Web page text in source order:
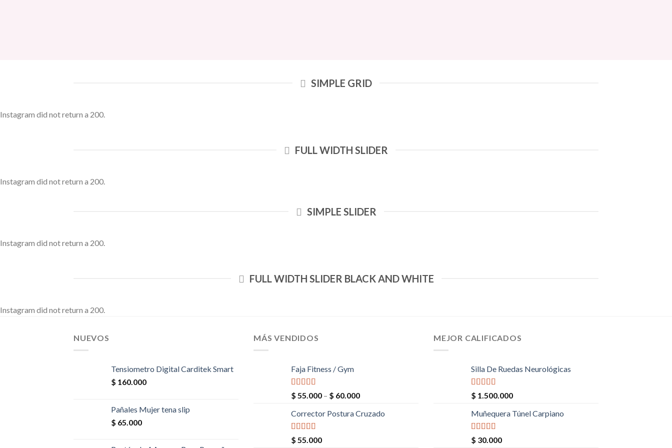
SIMPLE GRID
Instagram did not return a 200.
FULL WIDTH SLIDER
Instagram did not return a 200.
SIMPLE SLIDER
Instagram did not return a 200.
FULL WIDTH SLIDER BLACK AND WHITE
Instagram did not return a 200.
NUEVOS
Tensiometro Digital Carditek Smart
$ 160.000
Pañales Mujer tena slip
$ 65.000
MÁS VENDIDOS
Faja Fitness / Gym
Valorado en
5.00
$ 55.000– $ 60.000
Corrector Postura Cruzado
Valorado en
5.00
$ 55.000
MEJOR CALIFICADOS
Silla De Ruedas Neurológicas
Valorado en
5.00
$ 1.500.000
Muñequera Túnel Carpiano
Valorado en
5.00
$ 30.000